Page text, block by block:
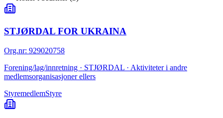
STJØRDAL FOR UKRAINA
Org.nr: 929020758
Forening/lag/innretning · STJØRDAL · Aktiviteter i andre
medlemsorganisasjoner ellers
StyremedlemStyre